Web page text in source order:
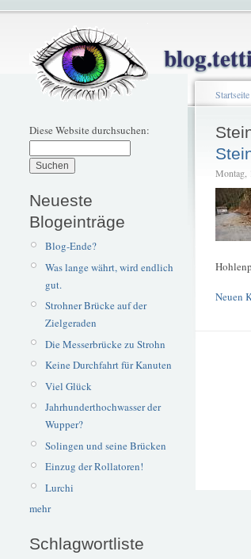
Diese Website durchsuchen:
Neueste
Blogeinträge
Blog-Ende?
Was lange währt, wird endlich
gut.
Strohner Brücke auf der
Zielgeraden
Die Messerbrücke zu Strohn
Keine Durchfahrt für Kanuten
Viel Glück
Jahrhunderthochwasser der
Wupper?
Solingen und seine Brücken
Einzug der Rollatoren!
Lurchi
mehr
Schlagwortliste
Startseite
Montag,
Neuen